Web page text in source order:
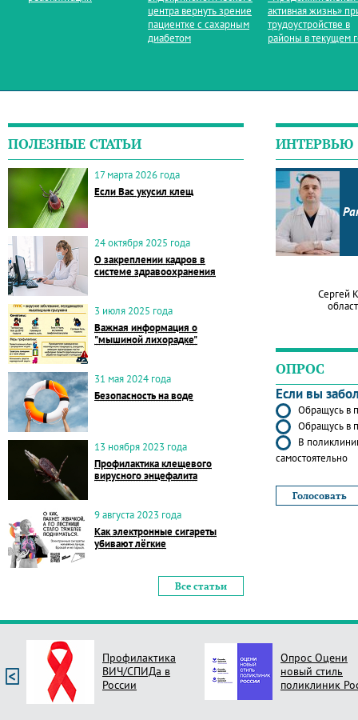
центра вернуть зрение
пациентке с сахарным
диабетом
активная жизнь»
трудоустройстве в
районы в текущем
ПОЛЕЗНЫЕ СТАТЬИ
17 марта 2026 года
Если Вас укусил клещ
24 октября 2025 года
О закреплении кадров в
системе здравоохранения
3 июля 2025 года
Важная информация о
"мышиной лихорадке"
31 мая 2024 года
Безопасность на воде
13 ноября 2023 года
Профилактика клещевого
вирусного энцефалита
9 августа 2023 года
Как электронные сигареты
убивают лёгкие
Все статьи
ИНТЕРВЬЮ
Сергей
ОПРОС
Если вы
Обращусь в
Обращусь в
В
самостоятельно
Профилактика
ВИЧ/СПИДа в
России
Опрос Оцени
новый стиль
поликлиник